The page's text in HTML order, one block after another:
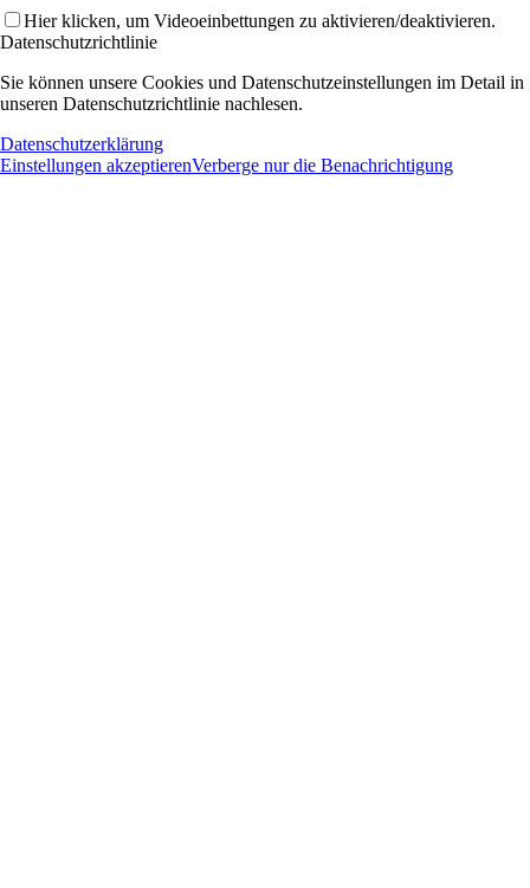
Hier klicken, um Videoeinbettungen zu aktivieren/deaktivieren.
Datenschutzrichtlinie
Sie können unsere Cookies und Datenschutzeinstellungen im Detail in
unseren Datenschutzrichtlinie nachlesen.
Datenschutzerklärung
Einstellungen akzeptierenVerberge nur die Benachrichtigung